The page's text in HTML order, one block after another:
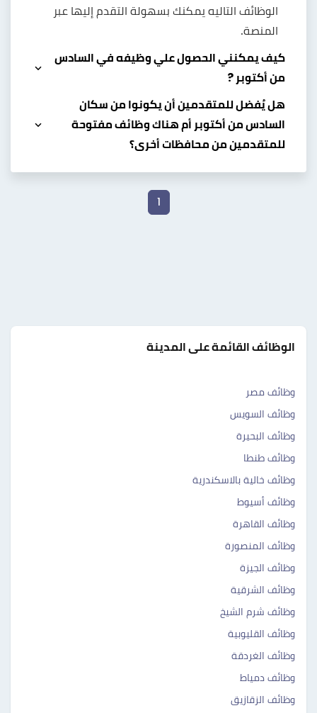
الوظائف التاليه يمكنك بسهولة التقدم إليها عبر
المنصة.
كيف يمكنني الحصول علي وظيفه في السادس
من أكتوبر ?
هل يُفضل للمتقدمين أن يكونوا من سكان
السادس من أكتوبر أم هناك وظائف مفتوحة
للمتقدمين من محافظات أخرى؟
1
الوظائف القائمة على المدينة
وظائف مصر
وظائف السويس
وظائف البحيرة
وظائف طنطا
وظائف خالية بالاسكندرية
وظائف أسيوط
وظائف القاهرة
وظائف المنصورة
وظائف الجيزة
وظائف الشرقية
وظائف شرم الشيخ
وظائف القليوبية
وظائف الغردقة
وظائف دمياط
وظائف الزقازيق